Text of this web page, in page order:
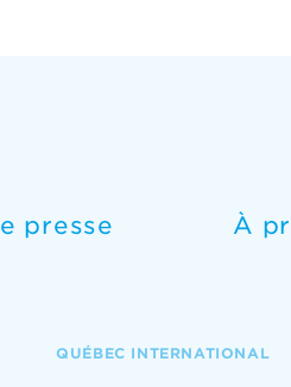
presse À
QUÉBEC INTERNATIONAL